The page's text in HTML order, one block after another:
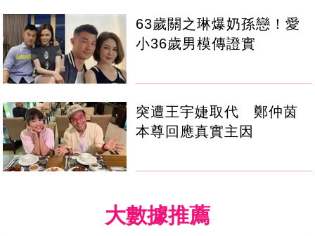
63歲關之琳爆奶孫戀！愛
小36歲男模傳證實
突遭王宇婕取代 鄭仲茵
本尊回應真實主因
大數據推薦